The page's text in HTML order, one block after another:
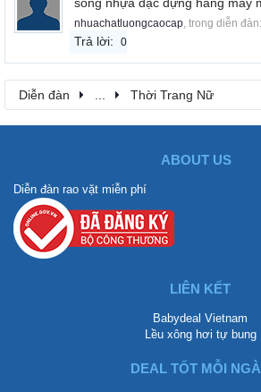
sóng nhựa đặc đựng hàng may
nhuachatluongcaocap, trong diễn đàn:
Trả lời: 0
Diễn đàn ... Thời Trang Nữ
ABOUT US
Diễn đàn rao vặt miễn phí
LIÊN KẾT
Babydeal Vietnam
Lều xông hơi tự bung
DEAL TỐT MỖI